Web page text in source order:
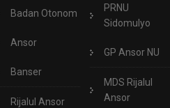
Badan Otonom
Ansor
Banser
Rijalul Ansor
PRNU
Sidomulyo
GP Ansor NU
MDS Rijalul
Ansor